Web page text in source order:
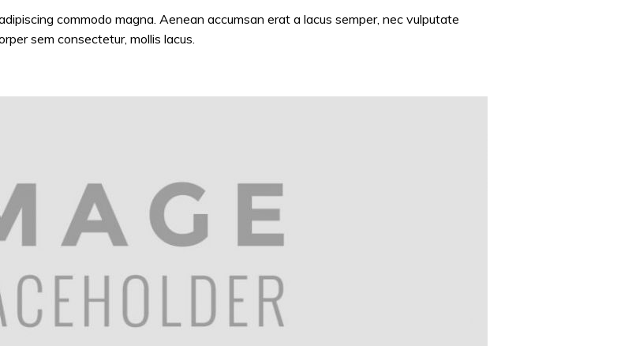
commodo magna. Aenean accumsan erat a lacus semper, nec vulputate
sem consectetur, mollis lacus.